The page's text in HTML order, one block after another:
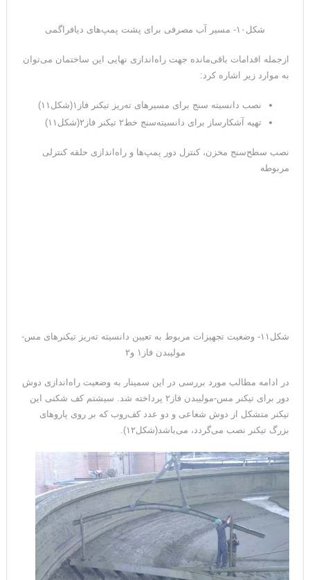
شکل۱۰- مسیر آب مصرفی برای پشت پمپ‌های دیافراگمی
ازجمله اقدامات باقی‌مانده جهت راه‌اندازی نهایی این ساختمان می‌توان
به موارد زیر اشاره کرد:
نصب دانسیته سنج برای مسیرهای ته‌ریز تیکنر فاز۱(شکل۱۱)
تهیه آشکارساز برای دانسیته‌سنج خط۲ تیکنر فاز۲(شکل۱۱)
نصب سطح‌سنج مخزن، کنترل دور پمپ‌ها و راه‌اندازی حلقه کنترلی
مربوطه
شکل۱۱- وضعیت تجهیزات مربوط به تعیین دانسیته ته‌ریز تیکنرهای مس-
مولیبدن فاز۱ و۲
در ادامه مطالب مورد بررسی در این سمینار به وضعیت راه‌اندازی دوش
دور برای تیکنر مس-مولیبدن فاز۲ پرداخته شد. سیشتم کف شکنی این
تیکنر متشکل از دوش شعاعی و دو عدد کف‌روب که بر روی پاروهای
بزرگ تیکنر نصب می‌گردد، می‌باشد(شکل۱۲).